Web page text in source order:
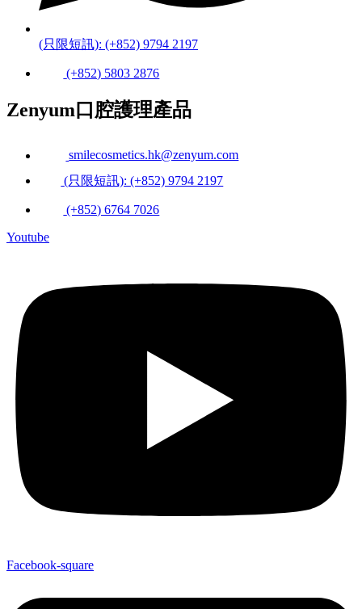
(只限短訊): (+852) 9794 2197
(+852) 5803 2876
Zenyum口腔護理產品
smilecosmetics.hk@zenyum.com
(只限短訊): (+852) 9794 2197
(+852) 6764 7026
Youtube
Facebook-square